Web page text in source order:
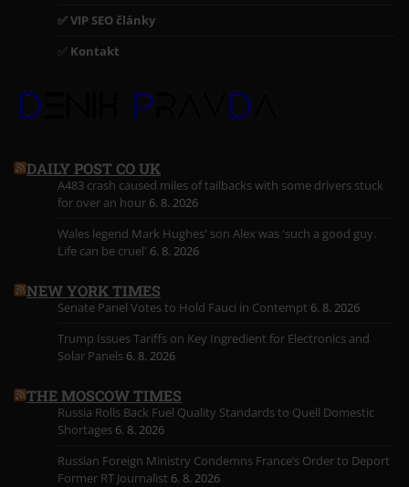
✅ VIP SEO články
✅ Kontakt
DAILY POST CO UK
A483 crash caused miles of tailbacks with some drivers stuck
for over an hour 6. 8. 2026
Wales legend Mark Hughes' son Alex was 'such a good guy.
Life can be cruel' 6. 8. 2026
NEW YORK TIMES
Senate Panel Votes to Hold Fauci in Contempt 6. 8. 2026
Trump Issues Tariffs on Key Ingredient for Electronics and
Solar Panels 6. 8. 2026
THE MOSCOW TIMES
Russia Rolls Back Fuel Quality Standards to Quell Domestic
Shortages 6. 8. 2026
Russian Foreign Ministry Condemns France’s Order to Deport
Former RT Journalist 6. 8. 2026